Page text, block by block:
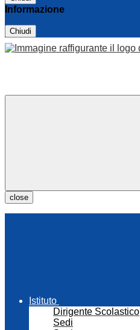
Informazione
Chiudi
close
Istituto
Dirigente Scolastico
Sedi